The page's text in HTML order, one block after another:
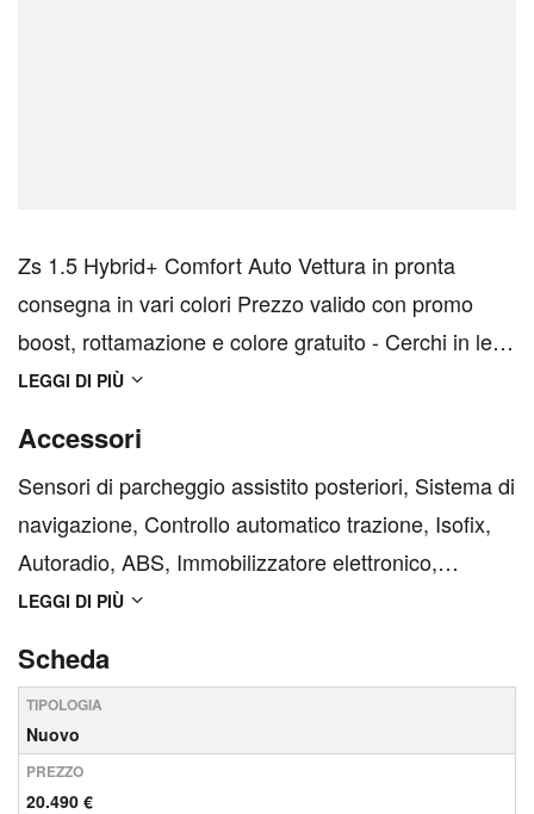
Zs 1.5 Hybrid+ Comfort Auto Vettura in pronta
consegna in vari colori Prezzo valido con promo
boost, rottamazione e colore gratuito - Cerchi in lega
da 17" - Fari LED anteriori e posteriori - Sensori di
LEGGI DI PIÙ
Accessori
Sensori di parcheggio assistito posteriori, Sistema di
navigazione, Controllo automatico trazione, Isofix,
Autoradio, ABS, Immobilizzatore elettronico,
Sistema di chiamata d'emergenza, Sensore di
Hill Holder, Fari LED, Cerchi in lega, Airbag
passeg...
LEGGI DI PIÙ
Scheda
TIPOLOGIA
Nuovo
PREZZO
20.490 €